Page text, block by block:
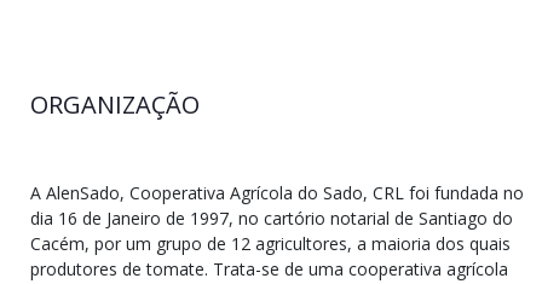
ORGANIZAÇÃO
A AlenSado, Cooperativa Agrícola do Sado, CRL foi fundada no
dia 16 de Janeiro de 1997, no cartório notarial de Santiago do
Cacém, por um grupo de 12 agricultores, a maioria dos quais
produtores de tomate. Trata-se de uma cooperativa agrícola